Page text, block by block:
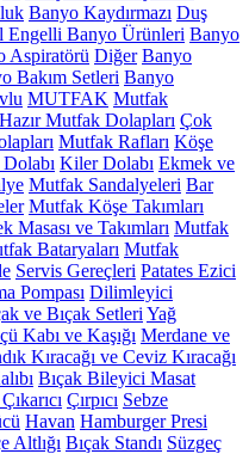
Banyo Kaydırmazı Duş
Engelli Banyo Ürünleri Banyo
Aspiratörü Diğer Banyo
Bakım Setleri Banyo
MUTFAK Mutfak
Hazır Mutfak Dolapları Çok
Mutfak Rafları Köşe
Kiler Dolabı Ekmek ve
Mutfak Sandalyeleri Bar
Mutfak Köşe Takımları
Masası ve Takımları Mutfak
Bataryaları Mutfak
Servis Gereçleri Patates Ezici
Pompası Dilimleyici
ve Bıçak Setleri Yağ
Kabı ve Kaşığı Merdane ve
Kıracağı ve Ceviz Kıracağı
Bıçak Bileyici Masat
Çırpıcı Sebze
Havan Hamburger Presi
Altlığı Bıçak Standı Süzgeç